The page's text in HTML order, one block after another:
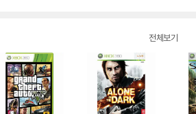
전체보기